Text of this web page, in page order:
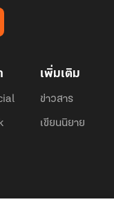
เพิ่มเติม
ข่าวสาร
เขียนนิยาย